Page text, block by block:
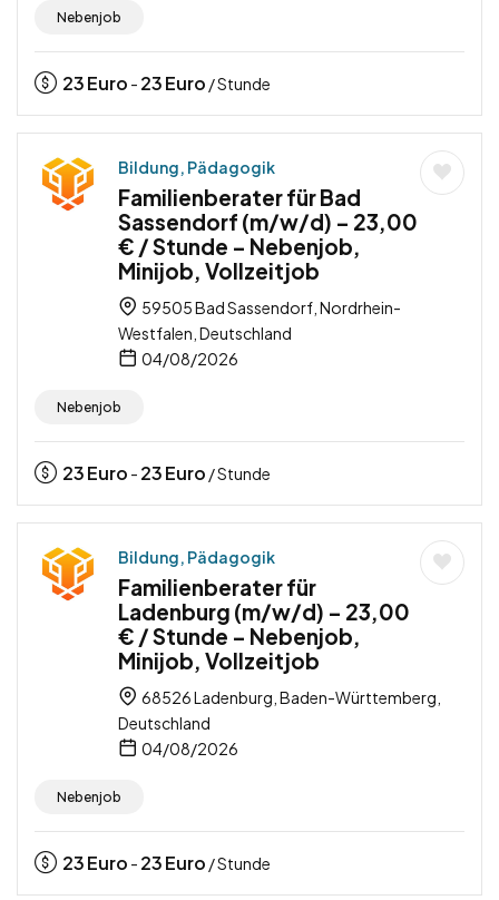
Nebenjob
23Euro - 23Euro / Stunde
Bildung, Pädagogik
Familienberater für Bad
Sassendorf (m/w/d) – 23,00
€ / Stunde – Nebenjob,
Minijob, Vollzeitjob
59505 Bad Sassendorf, Nordrhein-
Westfalen, Deutschland
04/08/2026
Nebenjob
23Euro - 23Euro / Stunde
Bildung, Pädagogik
Familienberater für
Ladenburg (m/w/d) – 23,00
€ / Stunde – Nebenjob,
Minijob, Vollzeitjob
68526 Ladenburg, Baden-Württemberg,
Deutschland
04/08/2026
Nebenjob
23Euro - 23Euro / Stunde